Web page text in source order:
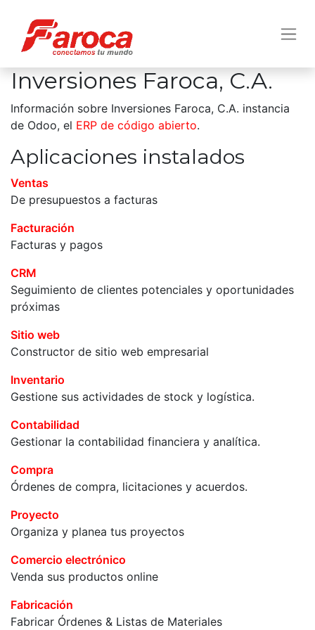
Inversiones Faroca, C.A.
Información sobre Inversiones Faroca, C.A. instancia
de Odoo, el ERP de código abierto.
Aplicaciones instalados
Ventas
De presupuestos a facturas
Facturación
Facturas y pagos
CRM
Seguimiento de clientes potenciales y oportunidades
próximas
Sitio web
Constructor de sitio web empresarial
Inventario
Gestione sus actividades de stock y logística.
Contabilidad
Gestionar la contabilidad financiera y analítica.
Compra
Órdenes de compra, licitaciones y acuerdos.
Proyecto
Organiza y planea tus proyectos
Comercio electrónico
Venda sus productos online
Fabricación
Fabricar Órdenes & Listas de Materiales